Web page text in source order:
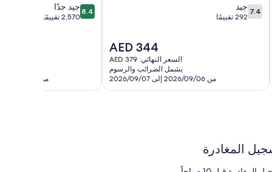
Enjoy morning coffee or evening drinks on your private
Guests also have access to the shared rooftop pool
7.4
من
7.4 جيد
292 تقييمًا
السعر
الحالي
هو
AED
344
AED 344
السعر النهائي: AED 379
يشمل الضرائب والرسوم
من 2026/09/06 إلى 2026/09/07
8.4
من
8.4 جيد جدًا
2,570 تقييمًا
من 2026/09/06 إلى 2026/09/07
المغادرة